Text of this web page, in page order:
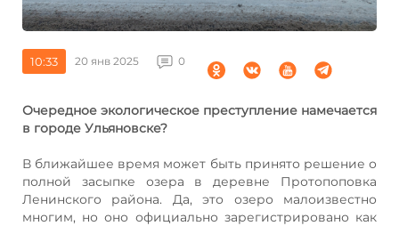
10:33 20 янв 2025 0
Очередное экологическое преступление намечается
в городе Ульяновске?
В ближайшее время может быть принято решение о
полной засыпке озера в деревне Протопоповка
Ленинского района. Да, это озеро малоизвестно
многим, но оно официально зарегистрировано как